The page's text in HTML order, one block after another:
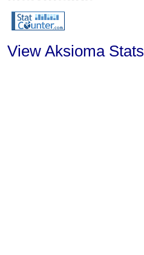
View Aksioma Stats